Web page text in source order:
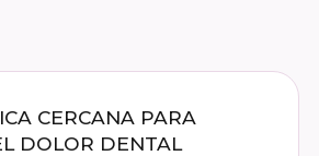
CERCANA PARA
DOLOR DENTAL